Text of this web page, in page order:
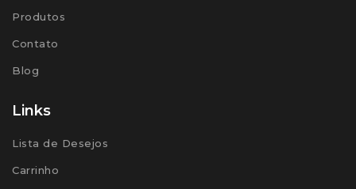
Produtos
Contato
Blog
Links
Lista de Desejos
Carrinho